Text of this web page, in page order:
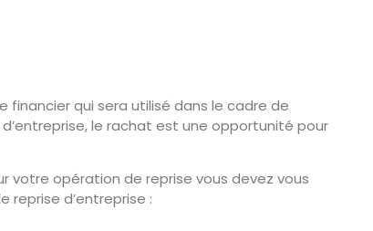
financier qui sera utilisé dans le cadre de
le rachat est une opportunité pour
votre opération de reprise vous devez vous
reprise d’entreprise :